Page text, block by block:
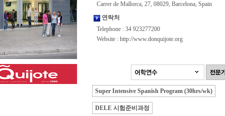
Carrer de Mallorca, 27, 08029, Barcelona, Spain
연락처
Telephone : 34 923277200
Website : http://www.donquijote.org
Super Intensive Spanish Program (30hrs/wk)
DELE 시험준비과정